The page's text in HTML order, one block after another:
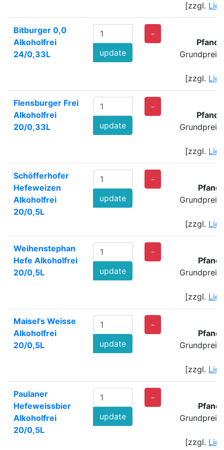
[zzgl.
Bitburger 0,0
Alkoholfrei
24/0,33L
update
-
Pfand:
[zzgl.
Flensburger Frei
Alkoholfrei
20/0,33L
update
-
Pfand:
[zzgl.
Schöfferhofer
Hefeweizen
Alkoholfrei
20/0,5L
update
-
[zzgl.
Weihenstephan
Hefe Alkoholfrei
20/0,5L
update
-
[zzgl.
Maisel's Weisse
Alkoholfrei
20/0,5L
update
-
[zzgl.
Paulaner
Hefeweissbier
Alkoholfrei
20/0,5L
update
-
[zzgl.